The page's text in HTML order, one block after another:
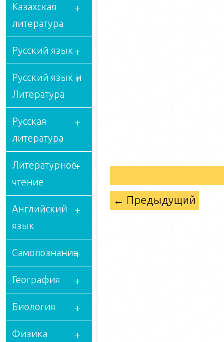
Казахская
литература
Русский язык
Русский язык и
Литература
Русская
литература
Литературное
чтение
Английский
язык
Самопознание
География
Биология
Физика
← Предыдущий